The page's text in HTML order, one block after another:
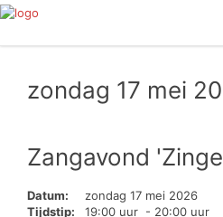
zondag 17 mei
Zangavond
Datum:
zondag 17 mei 2026
Tijdstip:
19:00 uur - 20:00 uur